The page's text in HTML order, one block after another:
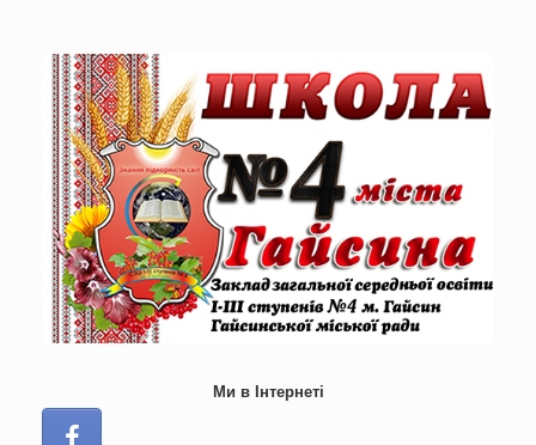
Ми в Інтернеті